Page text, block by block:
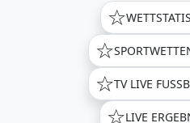
TV LIVE
LIVE